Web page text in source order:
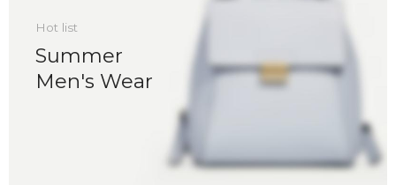
Hot list
Summer
Men's Wear